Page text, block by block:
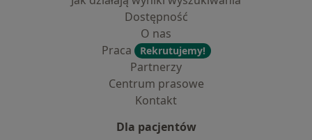
Dostępność
O nas
Praca
Rekrutujemy!
Partnerzy
Centrum prasowe
Kontakt
Dla pacjentów